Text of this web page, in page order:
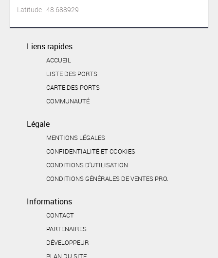
Latitude : 48.688929
Liens rapides
ACCUEIL
LISTE DES PORTS
CARTE DES PORTS
COMMUNAUTÉ
Légale
MENTIONS LÉGALES
CONFIDENTIALITÉ ET COOKIES
CONDITIONS D'UTILISATION
CONDITIONS GÉNÉRALES DE VENTES PRO.
Informations
CONTACT
PARTENAIRES
DÉVELOPPEUR
PLAN DU SITE